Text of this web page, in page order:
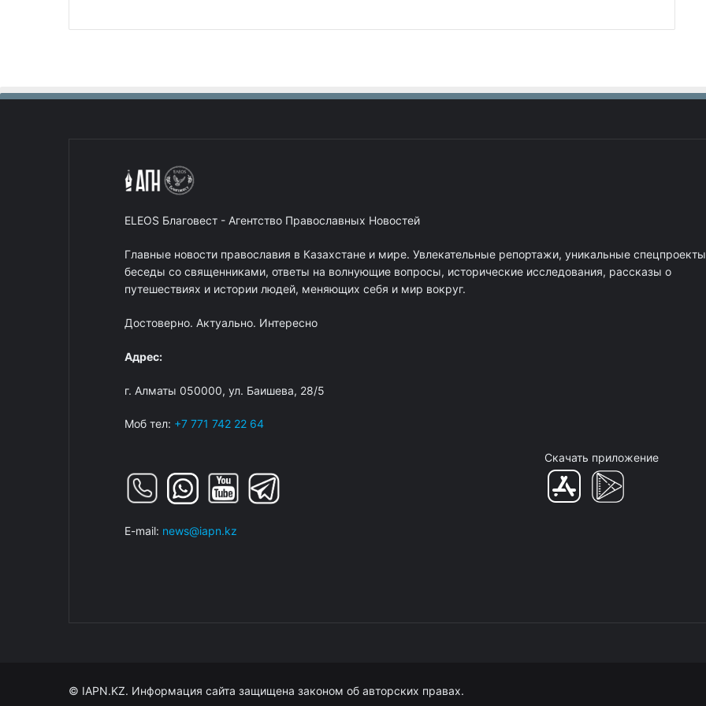
ELEOS Благовест - Агентство Православных Новостей
Главные новости православия в Казахстане и мире. Увлекательные репортажи, уникальные
беседы со священниками, ответы на волнующие вопросы, исторические исследования, рассказы о
путешествиях и истории людей, меняющих себя и мир вокруг.
Достоверно. Актуально. Интересно
Адрес:
г. Алматы 050000, ул. Баишева, 28/5
Моб тел: +7 771 742 22 64
Скачать приложение
E-mail: news@iapn.kz
© IAPN.KZ. Информация сайта защищена законом об авторских правах.